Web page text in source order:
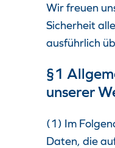
Wir freuen
Sicherheit
ausführlich
§1
unserer
(1) Im
Daten, die